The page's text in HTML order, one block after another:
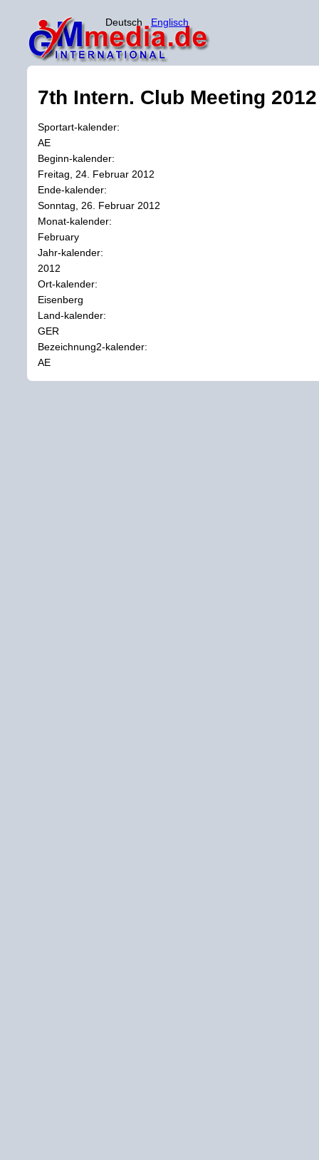
Deutsch Englisch
7th Intern. Club Meeting 2012
Sportart-kalender:
AE
Beginn-kalender:
Freitag, 24. Februar 2012
Ende-kalender:
Sonntag, 26. Februar 2012
Monat-kalender:
February
Jahr-kalender:
2012
Ort-kalender:
Eisenberg
Land-kalender:
GER
Bezeichnung2-kalender:
AE